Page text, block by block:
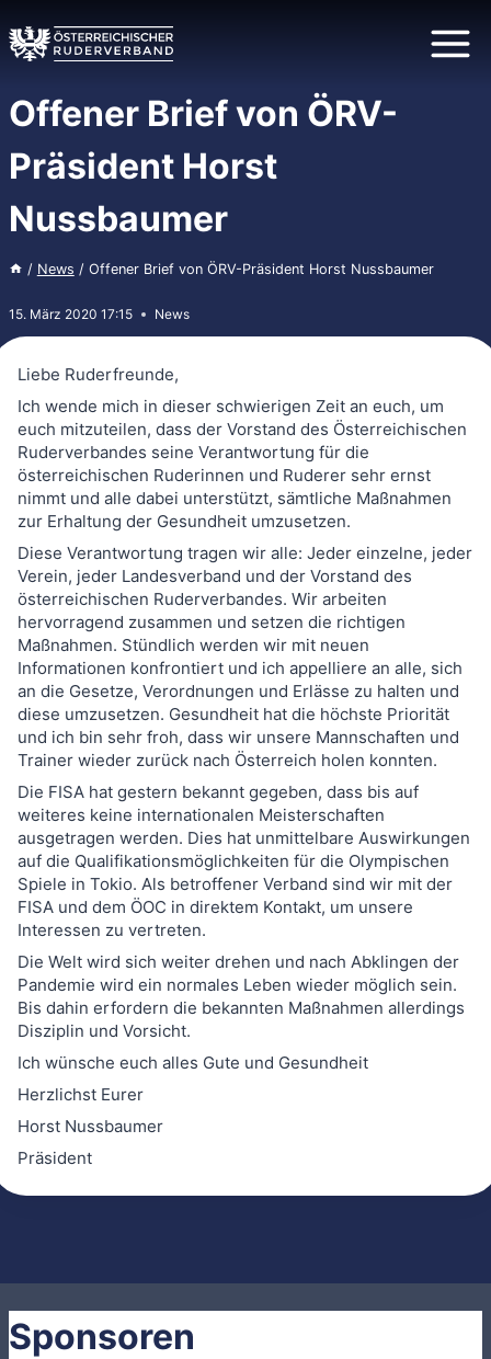
Inhalt
springen
Offener Brief von ÖRV-
Präsident Horst
Nussbaumer
/ News / Offener Brief von ÖRV-Präsident Horst Nussbaumer
15. März 2020 17:15 News
Liebe Ruderfreunde,
Ich wende mich in dieser schwierigen Zeit an euch, um
euch mitzuteilen, dass der Vorstand des Österreichischen
Ruderverbandes seine Verantwortung für die
österreichischen Ruderinnen und Ruderer sehr ernst
nimmt und alle dabei unterstützt, sämtliche Maßnahmen
zur Erhaltung der Gesundheit umzusetzen.
Diese Verantwortung tragen wir alle: Jeder einzelne, jeder
Verein, jeder Landesverband und der Vorstand des
österreichischen Ruderverbandes. Wir arbeiten
hervorragend zusammen und setzen die richtigen
Maßnahmen. Stündlich werden wir mit neuen
Informationen konfrontiert und ich appelliere an alle, sich
an die Gesetze, Verordnungen und Erlässe zu halten und
diese umzusetzen. Gesundheit hat die höchste Priorität
und ich bin sehr froh, dass wir unsere Mannschaften und
Trainer wieder zurück nach Österreich holen konnten.
Die FISA hat gestern bekannt gegeben, dass bis auf
weiteres keine internationalen Meisterschaften
ausgetragen werden. Dies hat unmittelbare Auswirkungen
auf die Qualifikationsmöglichkeiten für die Olympischen
Spiele in Tokio. Als betroffener Verband sind wir mit der
FISA und dem ÖOC in direktem Kontakt, um unsere
Interessen zu vertreten.
Die Welt wird sich weiter drehen und nach Abklingen der
Pandemie wird ein normales Leben wieder möglich sein.
Bis dahin erfordern die bekannten Maßnahmen allerdings
Disziplin und Vorsicht.
Ich wünsche euch alles Gute und Gesundheit
Herzlichst Eurer
Horst Nussbaumer
Präsident
Sponsoren